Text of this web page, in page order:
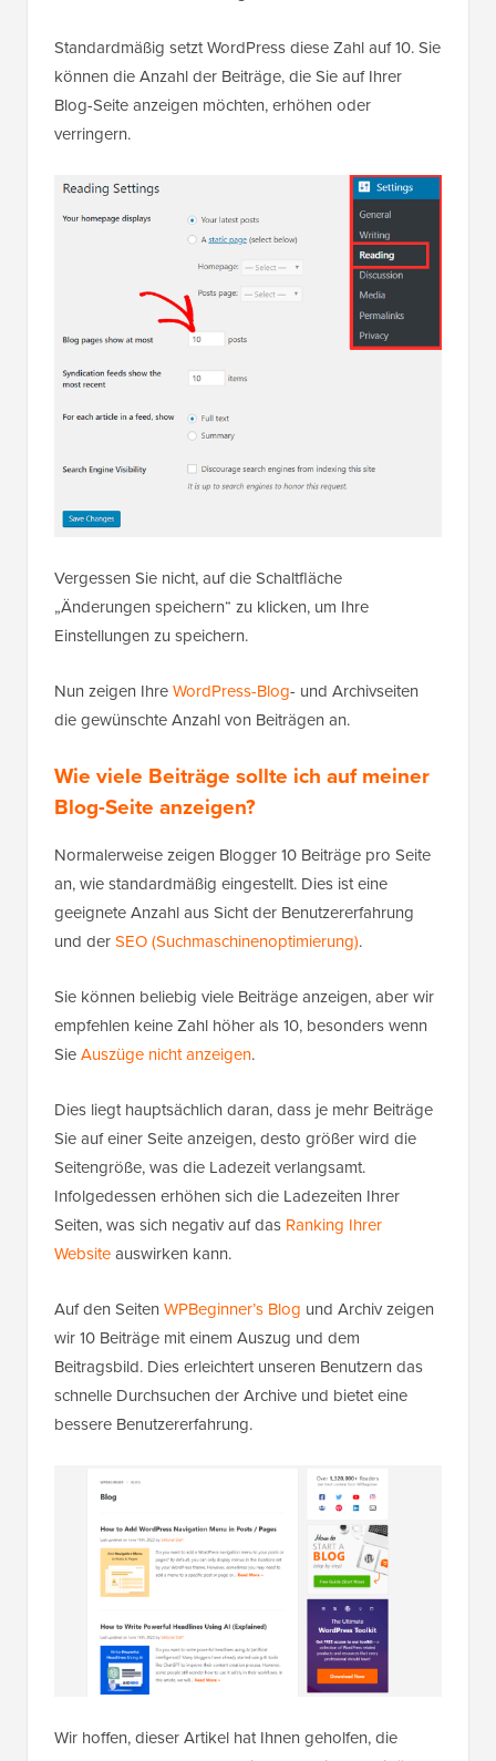
Standardmäßig setzt WordPress diese Zahl auf 10. Sie
können die Anzahl der Beiträge, die Sie auf Ihrer
Blog-Seite anzeigen möchten, erhöhen oder
verringern.
Vergessen Sie nicht, auf die Schaltfläche
„Änderungen speichern“ zu klicken, um Ihre
Einstellungen zu speichern.
Nun zeigen IhreWordPress-Blog- und Archivseiten
die gewünschte Anzahl von Beiträgen an.
Wie viele Beiträge sollte ich auf meiner
Blog-Seite anzeigen?
Normalerweise zeigen Blogger 10 Beiträge pro Seite
an, wie standardmäßig eingestellt. Dies ist eine
geeignete Anzahl aus Sicht der Benutzererfahrung
und derSEO (Suchmaschinenoptimierung).
Sie können beliebig viele Beiträge anzeigen, aber wir
empfehlen keine Zahl höher als 10, besonders wenn
SieAuszüge nicht anzeigen.
Dies liegt hauptsächlich daran, dass je mehr Beiträge
Sie auf einer Seite anzeigen, desto größer wird die
Seitengröße, was die Ladezeit verlangsamt.
Infolgedessen erhöhen sich die Ladezeiten Ihrer
Seiten, was sich negativ auf das Ranking Ihrer
Websiteauswirken kann.
Auf den Seiten WPBeginner’s Blog und Archiv zeigen
wir 10 Beiträge mit einem Auszug und dem
Beitragsbild. Dies erleichtert unseren Benutzern das
schnelle Durchsuchen der Archive und bietet eine
bessere Benutzererfahrung.
Wir hoffen, dieser Artikel hat Ihnen geholfen, die